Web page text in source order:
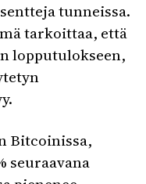
tunneissa.
tarkoittaa, että
lopputulokseen,
Bitcoinissa,
seuraavana